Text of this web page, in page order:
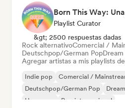
Born This Way:
Playlist Curator
&gt; 2500 respuestas dadas
Rock alternativoComercial /
Deutschpop/German Pop
Agregar artistas a mis playlists
Indie pop Comercial /
Deutschpop/German Pop
Hyperpop
Pop internacional